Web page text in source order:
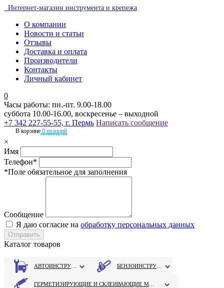
Интернет-магазин инструмента и крепежа
О компании
Новости и статьи
Отзывы
Доставка и оплата
Производители
Контакты
Личный кабинет
0
Часы работы: пн.-пт. 9.00-18.00
суббота 10.00-16.00, воскресенье – выходной
+7 342 227-55-55, г. Пермь Написать сообщение
В корзине 0 позиций
×
Имя
Телефон*
*Поле обязательное для заполнения
Сообщение
Я даю согласие на обработку персональных данных
Каталог товаров